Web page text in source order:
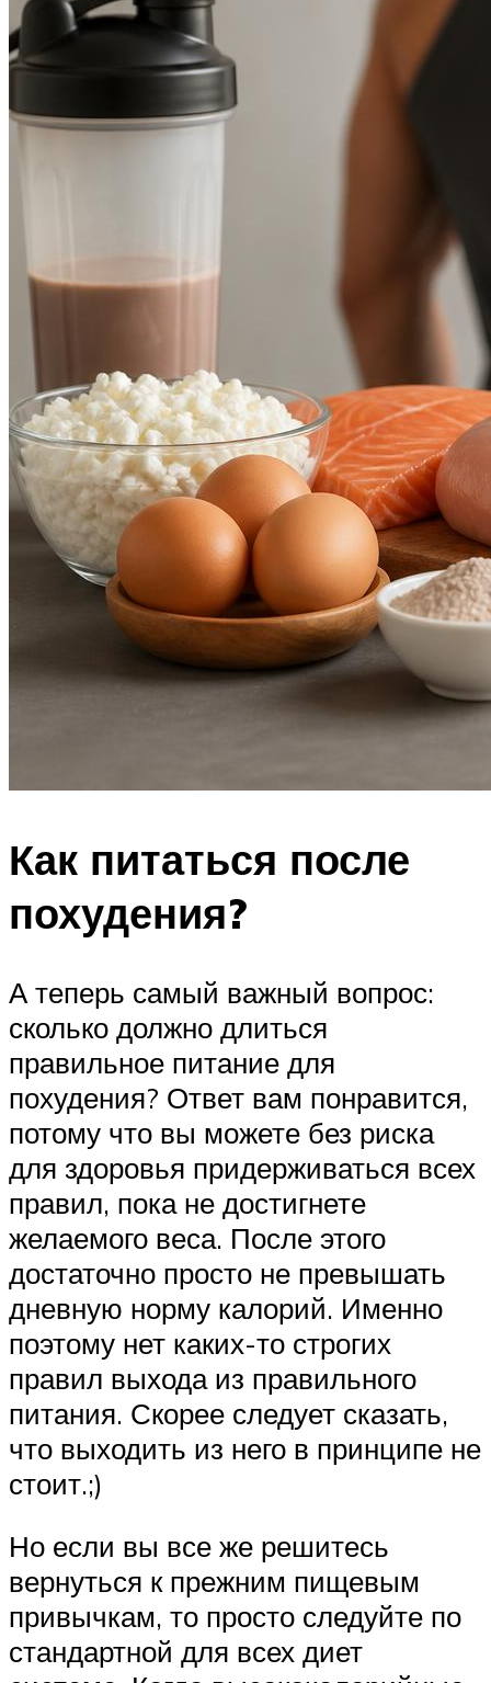
Как питаться после
похудения?
А теперь самый важный вопрос:
сколько должно длиться
правильное питание для
похудения? Ответ вам понравится,
потому что вы можете без риска
для здоровья придерживаться всех
правил, пока не достигнете
желаемого веса. После этого
достаточно просто не превышать
дневную норму калорий. Именно
поэтому нет каких-то строгих
правил выхода из правильного
питания. Скорее следует сказать,
что выходить из него в принципе не
стоит.;)
Но если вы все же решитесь
вернуться к прежним пищевым
привычкам, то просто следуйте по
стандартной для всех диет